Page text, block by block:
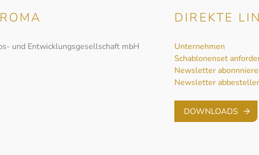
und Entwicklungsgesellschaft mbH
DIREKTE
Unternehmen
Schablonenset
Newsletter
Newsletter
DOWNLOADS